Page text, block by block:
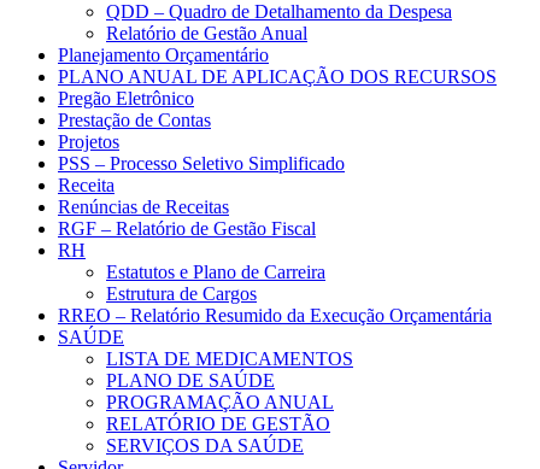
QDD – Quadro de Detalhamento da Despesa
Relatório de Gestão Anual
Planejamento Orçamentário
PLANO ANUAL DE APLICAÇÃO DOS RECURSOS
Pregão Eletrônico
Prestação de Contas
Projetos
PSS – Processo Seletivo Simplificado
Receita
Renúncias de Receitas
RGF – Relatório de Gestão Fiscal
RH
Estatutos e Plano de Carreira
Estrutura de Cargos
RREO – Relatório Resumido da Execução Orçamentária
SAÚDE
LISTA DE MEDICAMENTOS
PLANO DE SAÚDE
PROGRAMAÇÃO ANUAL
RELATÓRIO DE GESTÃO
SERVIÇOS DA SAÚDE